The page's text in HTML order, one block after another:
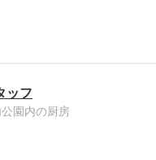
ッフ
園内の厨房